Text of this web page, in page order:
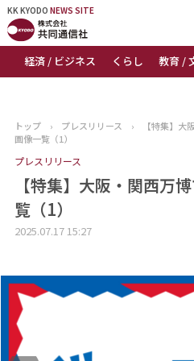
KK KYODO NEWS SITE
経済 / ビジネス くらし 教育 /
KK KYODONEWS SITE
トップページ
ニュース
おすすめコンテンツ
出版物
トップ › プレスリリース › 【特集】大
画像一覧（1）
プレスリリース
【特集】大阪・関西万
覧（1）
2025.07.17 15:27